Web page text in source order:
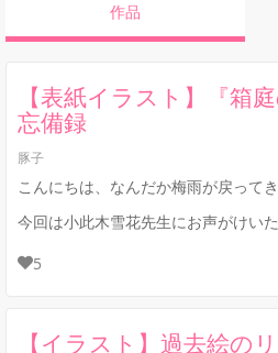
作品
【表紙イラスト】『箱
忘備録
豚子
こんにちは、なんだか梅雨が戻って
今回は小此木雪花先生にお声がけいた
忘備録をupさせていただきます。
...
5
【イラスト】過去絵の